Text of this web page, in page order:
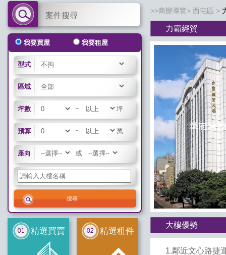
案件搜尋
我要買屋 我要租屋
型式
區域
坪數 ~ 坪
預算 ~ 萬
座向 或
精選買賣 精選租件
商辦導覽 西屯區
力霸經貿
大樓優勢
1.鄰近文心路捷